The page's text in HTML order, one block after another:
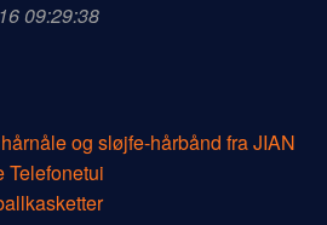
09:29:38
og sløjfe-hårbånd fra JIAN
Telefonetui